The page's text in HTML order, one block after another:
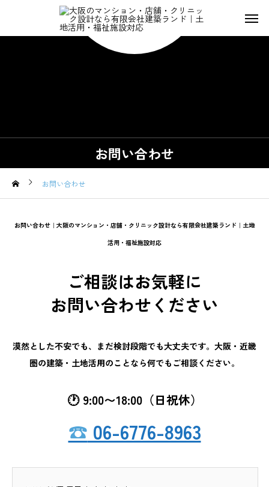
お問い合わせ
お問い合わせ
お問い合わせ｜大阪のマンション・店舗・クリニック設計なら有限会社建築ランド｜土地
活用・福祉施設対応
ご相談はお気軽に
お問い合わせください
漠然とした不安でも、まだ検討段階でも大丈夫です。大阪・近畿
圏の建築・土地活用のことなら何でもご相談ください。
🕐 9:00〜18:00（日祝休）
☎︎ 06-6776-8963